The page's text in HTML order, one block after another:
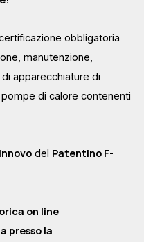
obbligatoria
manutenzione,
apparecchiature di
di calore contenenti
del Patentino F-
on line
presso la